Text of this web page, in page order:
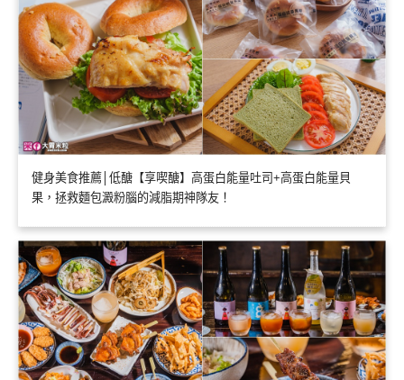
健身美食推薦│低醣【享喫醣】高蛋白能量吐司+高蛋白能量貝
果，拯救麵包澱粉腦的減脂期神隊友！